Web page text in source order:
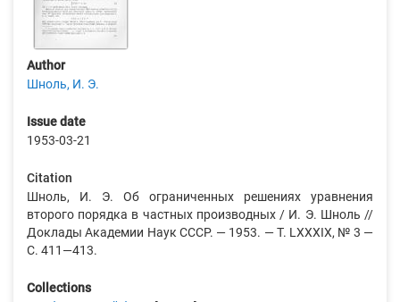
Author
Шноль, И. Э.
Issue date
1953-03-21
Citation
Шноль, И. Э. Об ограниченных решениях уравнения
второго порядка в частных производных / И. Э. Шноль //
Доклады Академии Наук СССР. — 1953. — Т. LXXXIX, № 3 —
С. 411—413.
Collections